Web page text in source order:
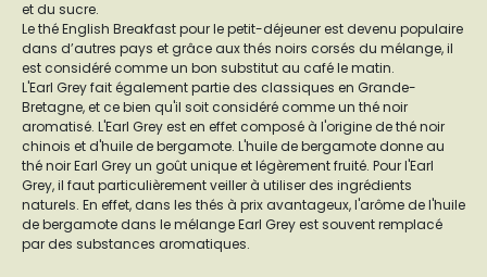
et du sucre.
Le thé English Breakfast pour le petit-déjeuner est devenu populaire
dans d’autres pays et grâce aux thés noirs corsés du mélange, il
est considéré comme un bon substitut au café le matin.
L'Earl Grey fait également partie des classiques en Grande-
Bretagne, et ce bien qu'il soit considéré comme un thé noir
aromatisé. L'Earl Grey est en effet composé à l'origine de thé noir
chinois et d'huile de bergamote. L'huile de bergamote donne au
thé noir Earl Grey un goût unique et légèrement fruité. Pour l'Earl
Grey, il faut particulièrement veiller à utiliser des ingrédients
naturels. En effet, dans les thés à prix avantageux, l'arôme de l'huile
de bergamote dans le mélange Earl Grey est souvent remplacé
par des substances aromatiques.